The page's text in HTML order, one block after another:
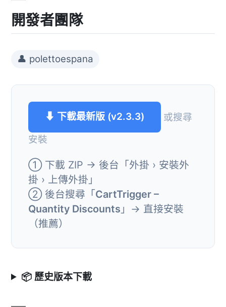
開發者團隊
👤 polettoespana
⬇ 下載最新版 (v2.3.3)
或搜尋
安裝
① 下載 ZIP → 後台「外掛 › 安裝外
掛 › 上傳外掛」
② 後台搜尋「CartTrigger –
Quantity Discounts 」→ 直接安裝
（推薦）
📦 歷史版本下載